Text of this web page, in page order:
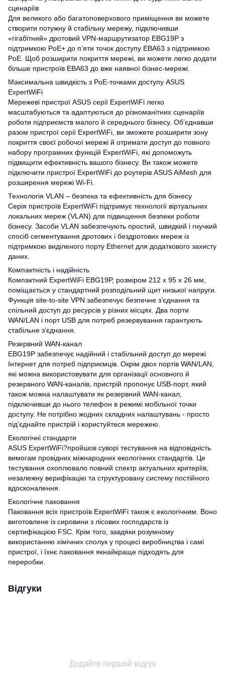
сценаріїв
Для великого або багатоповерхового приміщення ви можете
створити потужну й стабільну мережу, підключивши
«гігабітний» дротовий VPN-маршрутизатор EBG19P з
підтримкою PoE+ до п’яти точок доступу EBA63 з підтримкою
PoE. Щоб розширити покриття мережі, ви можете легко додати
більше пристроїв EBA63 до вже наявної бізнес-мережі.
Максимальна швидкість з PoE-точками доступу ASUS
ExpertWiFi
Мережеві пристрої ASUS серії ExpertWiFi легко
масштабуються та адаптуються до різноманітних сценаріїв
роботи підприємств малого й середнього бізнесу. Об’єднавши
разом пристрої серії ExpertWiFi, ви зможете розширити зону
покриття своєї робочої мережі й отримати доступ до повного
набору програмних функцій ExpertWiFi, які допоможуть
підвищити ефективність вашого бізнесу. Ви також можете
підключити пристрої ExpertWiFi до роутерів ASUS AiMesh для
розширення мережі Wi-Fi.
Технологія VLAN – безпека та ефективність для бізнесу
Серія пристроїв ExpertWiFi підтримує технології віртуальних
локальних мереж (VLAN) для підвищення безпеки роботи
бізнесу. Засоби VLAN забезпечують простий, швидкий і гнучкий
спосіб сегментування дротових і бездротових мереж із
підтримкою виділеного порту Ethernet для додаткового захисту
даних.
Компактність і надійність
Компактний ExpertWiFi EBG19P, розміром 212 x 95 x 26 мм,
поміщається у стандартний розподільний щит низької напруги.
Функція site-to-site VPN забезпечує безпечне з’єднання та
спільний доступ до ресурсів у різних місцях. Два порти
WAN/LAN і порт USB для потреб резервування гарантують
стабільне з’єднання.
Резервний WAN-канал
EBG19P забезпечує надійний і стабільний доступ до мережі
Інтернет для потреб підприємців. Окрім двох портів WAN/LAN,
які можна використовувати для організації основного й
резервного WAN-каналів, пристрій пропонує USB-порт, який
також можна налаштувати як резервний WAN-канал,
підключивши до нього телефон в режимі мобільної точки
доступу. Не потрібно жодних складних налаштувань - просто
під’єднайте пристрій і користуйтеся мережею.
Екологічні стандарти
ASUS ExpertWiFi?пройшов суворі тестування на відповідність
вимогам провідних міжнародних екологічних стандартів. Це
тестування охоплювало повний спектр актуальних критеріїв,
незалежну верифікацію та структуровану систему постійного
вдосконалення.
Екологічне паковання
Паковання всіх пристроїв ExpertWiFi також є екологічним. Воно
виготовлене із сировини з лісових господарств із
сертифікацією FSC. Крім того, завдяки розумному
використанню хімічних сполук у процесі виробництва і самі
пристрої, і їхнє паковання якнайкраще підходять для
переробки.
Відгуки
Додайте перший відгук